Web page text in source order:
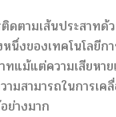
ดตามเส้นประสาท
งของเทคโนโลยีก
ทแม้แต่ความเสียหา
มสามารถในการเ
ย่างมาก